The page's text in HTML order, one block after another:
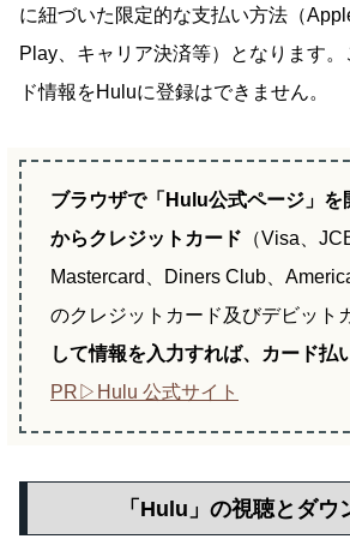
に紐づいた限定的な支払い方法（
Play、キャリア決済等）となります
ド情報をHuluに登録はできません。
ブラウザで「Hulu公式ページ」を
からクレジットカード （Visa、
Mastercard、Diners Club、
のクレジットカード及びデビット
して情報を入力すれば、カード払
PR▷Hulu 公式サイト
「Hulu」の視聴とダウ